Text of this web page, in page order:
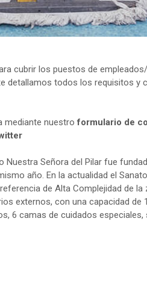
cubrir los puestos de
detallamos todos los requisitos y
mediante nuestroformulario de
Nuestra Señora del Pilar fue
año. En la actualidad el
de Alta Complejidad de
externos, con una capacidad de
6 camas de cuidados